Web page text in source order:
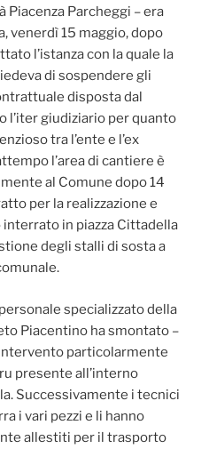
Piacenza Parcheggi – era
venerdì 15 maggio, dopo
l’istanza con la quale la
di sospendere gli
disposta dal
l’iter giudiziario per quanto
tra l’ente e l’ex
l’area di cantiere è
al Comune dopo 14
per la realizzazione e
in piazza Cittadella
degli stalli di sosta a
specializzato della
Piacentino ha smontato –
particolarmente
presente all’interno
Successivamente i tecnici
i vari pezzi e li hanno
allestiti per il trasporto